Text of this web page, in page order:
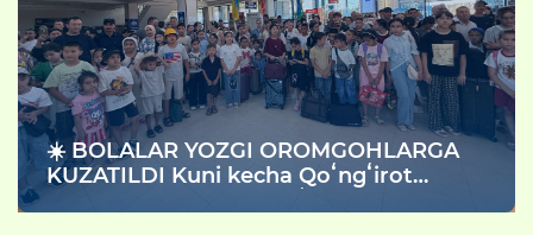
☀️ BOLALAR YOZGI OROMGOHLARGA
KUZATILDI Kuni kecha Qoʻngʻirot